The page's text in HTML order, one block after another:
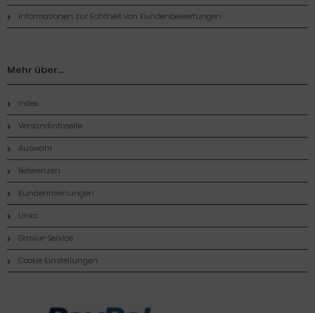
Informationen zur Echtheit von Kundenbewertungen
Mehr über...
Index
Versandinfoseite
Auswahl
Referenzen
Kundenmeinungen
Links
Gravur-Service
Cookie Einstellungen